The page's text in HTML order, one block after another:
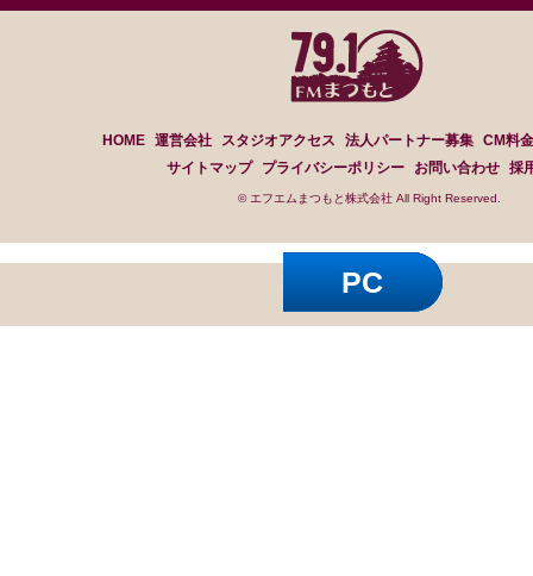
HOME 運営会社 スタジオアクセス 法人パートナー募集 CM料
サイトマップ
プライバシーポリシー お問い合わせ 採
© エフエムまつもと株式会社 All Right Reserved.
PC